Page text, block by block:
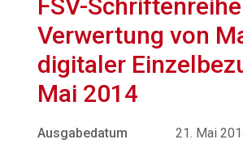
FSV-
Verwertung von
digitaler
Mai 2014
Ausgabedatum 21. Mai